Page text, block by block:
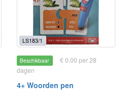
LS183/1
Beschikbaar
€ 0.00 per 28
dagen
4+ Woorden pen